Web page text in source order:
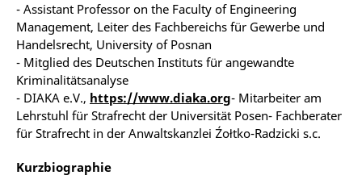
- Assistant Professor on the Faculty of Engineering
Management, Leiter des Fachbereichs für Gewerbe und
Handelsrecht, University of Posnan
- Mitglied des Deutschen Instituts für angewandte
Kriminalitätsanalyse
- DIAKA e.V., https://www.diaka.org- Mitarbeiter am
Lehrstuhl für Strafrecht der Universität Posen- Fachberater
für Strafrecht in der Anwaltskanzlei Źołtko-Radzicki s.c.
Kurzbiographie